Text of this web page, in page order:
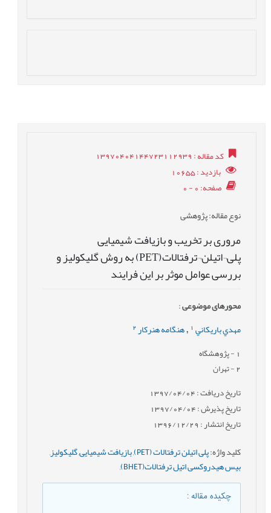
کد مقاله: 13970404144723112939
بازدید: 10655
صفحه: 0 - 0
نوع مقاله: پژوهشی
مروری بر تخریب و بازیافت شیمیایی
پلی¬اتیلن¬ترفتالات(PET) به روش گلیکولیز و
بررسی عوامل موثر بر این فرایند
محورهای موضوعی:
مهدي باريكاني , هنگامه هنرکار 2
- پژوهشگاه
2- تهران
تاریخ دریافت : 1397/04/04
تاریخ پذیرش : 1397/04/04
تاریخ انتشار : 1396/12/29
کلید واژه:پلی اتیلن ترفتالات (PET) بازیافت شیمیایی,گلیکولیز,
بیس هیدروکسی اتیل ترفتالات(BHET)
چکیده مقاله: